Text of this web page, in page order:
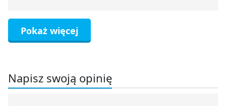
Pokaż więcej
Napisz swoją opinię